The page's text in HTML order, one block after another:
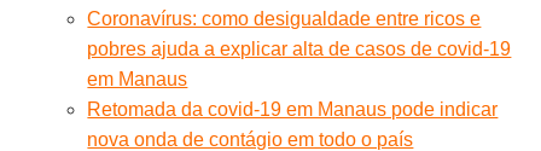
Coronavírus: como desigualdade entre ricos e
pobres ajuda a explicar alta de casos de covid-19
em Manaus
Retomada da covid-19 em Manaus pode indicar
nova onda de contágio em todo o país